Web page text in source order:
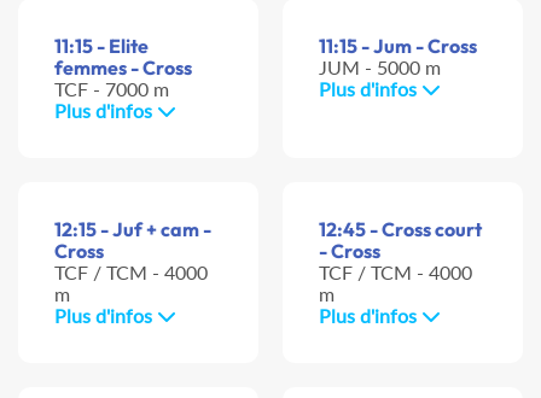
11:15 - Elite
femmes - Cross
TCF - 7000 m
Plus d'infos
11:15 - Jum - Cross
JUM - 5000 m
Plus d'infos
12:15 - Juf + cam -
Cross
TCF / TCM - 4000
m
Plus d'infos
12:45 - Cross court
- Cross
TCF / TCM - 4000
m
Plus d'infos